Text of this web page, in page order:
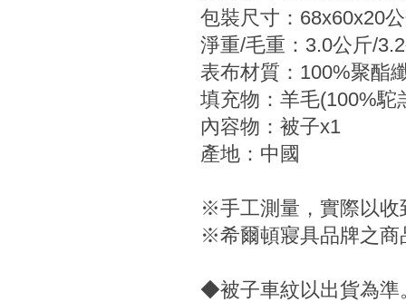
包裝尺寸：68x60x20
淨重/毛重：3.0公斤/
表布材質：100%聚酯
填充物：羊毛(100%駝
內容物：被子x1
產地：中國
※手工測量，實際以收
※希爾頓寢具品牌之商
◆被子車紋以出貨為準